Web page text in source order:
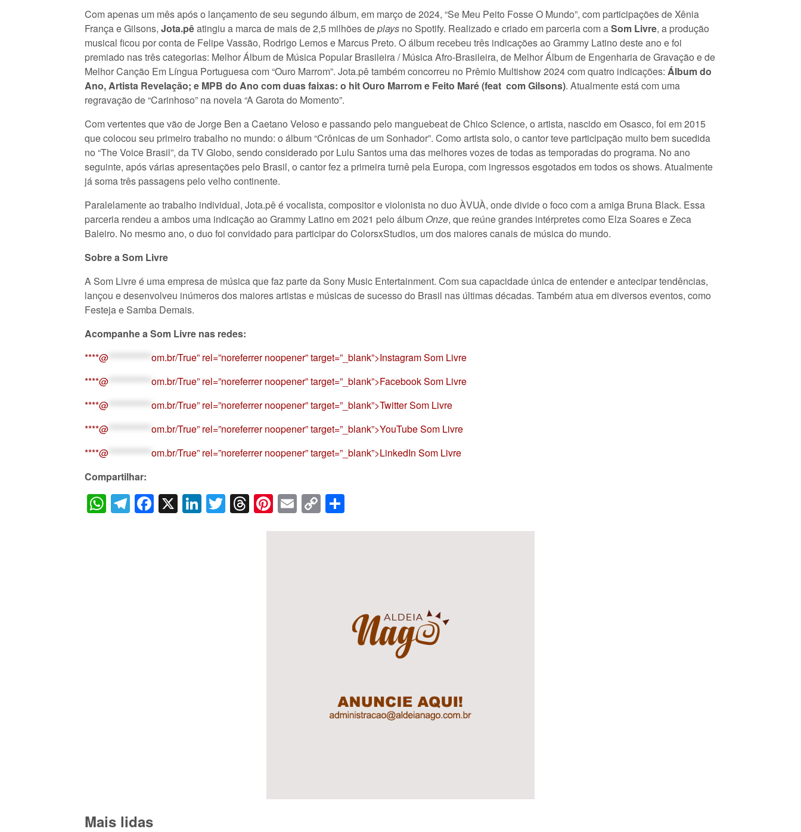
Com apenas um mês após o lançamento de seu segundo álbum, em março de 2024, “Se Meu Peito Fosse O Mundo”, com participações de Xênia
França e Gilsons, Jota.pêatingiu a marca de mais de 2,5 milhões deplays no Spotify. Realizado e criado em parceria com aSom Livre, a produção
musical ficou por conta de Felipe Vassão, Rodrigo Lemos e Marcus Preto. O álbum recebeu três indicações ao Grammy Latino deste ano e foi
premiado nas três categorias: Melhor Álbum de Música Popular Brasileira / Música Afro-Brasileira, de Melhor Álbum de Engenharia de Gravação e de
Melhor Canção Em Língua Portuguesa com “Ouro Marrom”. Jota.pê também concorreu no Prêmio Multishow 2024 com quatro indicações: Álbum do
Ano, Artista Revelação; e MPB do Ano com duas faixas: o hit Ouro Marrom e Feito Maré (feat com Gilsons). Atualmente está com uma
regravação de “Carinhoso” na novela “A Garota do Momento”.
Com vertentes que vão de Jorge Ben a Caetano Veloso e passando pelo manguebeat de Chico Science, o artista, nascido em Osasco, foi em 2015
que colocou seu primeiro trabalho no mundo: o álbum “Crônicas de um Sonhador”. Como artista solo, o cantor teve participação muito bem sucedida
no “The Voice Brasil”, da TV Globo, sendo considerado por Lulu Santos uma das melhores vozes de todas as temporadas do programa. No ano
seguinte, após várias apresentações pelo Brasil, o cantor fez a primeira turnê pela Europa, com ingressos esgotados em todos os shows. Atualmente
já soma três passagens pelo velho continente.
Paralelamente ao trabalho individual, Jota.pê é vocalista, compositor e violonista no duo ÀVUÀ, onde divide o foco com a amiga Bruna Black. Essa
parceria rendeu a ambos uma indicação ao Grammy Latino em 2021 pelo álbum Onze, que reúne grandes intérpretes como Elza Soares e Zeca
Baleiro. No mesmo ano, o duo foi convidado para participar do ColorsxStudios, um dos maiores canais de música do mundo.
Sobre a Som Livre
A Som Livre é uma empresa de música que faz parte da Sony Music Entertainment. Com sua capacidade única de entender e antecipar tendências,
lançou e desenvolveu inúmeros dos maiores artistas e músicas de sucesso do Brasil nas últimas décadas. Também atua em diversos eventos, como
Festeja e Samba Demais.
Acompanhe a Som Livre nas redes:
****@
om.br/True” rel=”noreferrer noopener” target=”_blank”>Instagram Som Livre
****@
om.br/True” rel=”noreferrer noopener” target=”_blank”>Facebook Som Livre
****@
om.br/True” rel=”noreferrer noopener” target=”_blank”>Twitter Som Livre
****@
om.br/True” rel=”noreferrer noopener” target=”_blank”>YouTube Som Livre
****@
om.br/True” rel=”noreferrer noopener” target=”_blank”>LinkedIn Som Livre
Compartilhar:
WhatsApp
Telegram
Facebook
X LinkedIn
Twitter
Threads
Pinterest
Email
Copy
Link
Mais lidas